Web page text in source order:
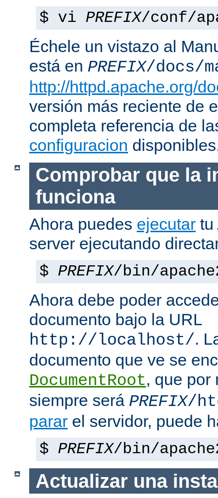
$ vi PREFIX/conf/
Échele un vistazo al
está en PREFIX/docs/
http://httpd.apache.org/
versión más reciente de
completa referencia de
configuracion
Comprobar que la
funciona
Ahora puedes ejecutar tu
server ejecutando
$ PREFIX/bin/
Ahora debe poder
documento bajo la URL
http://localhost/.
documento que ve se
DocumentRoot, que por
siempre será PREFIX/
parar el servidor, puede
$ PREFIX/bin/
Actualizar una